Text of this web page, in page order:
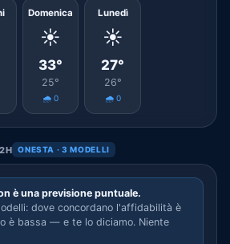
Domenica
☀️
33°
25°
🌧️ 0
Lunedì
☀️
27°
26°
🌧️ 0
ONESTA · 3 MODELLI
è una previsione puntuale.
dove concordano l'affidabilità è
è bassa — e te lo diciamo. Niente